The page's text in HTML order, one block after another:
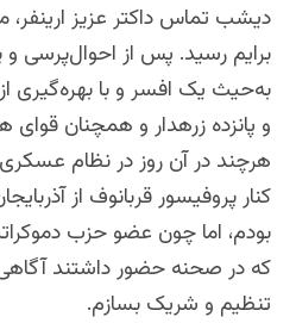
دیشب تماس داکتر عزیز ارینفر،
برایم رسید. پس از احوال‌پرسی
به‌حیث یک افسر و با بهره‌گیری
هرچند در آن روز در نظام
کنار پروفیسور قربانوف از
بودم، اما چون عضو حزب
که در صحنه حضور داشتند
تنظیم و شریک بسازم.